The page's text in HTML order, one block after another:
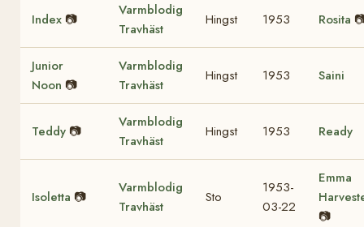
Index 📷
Varmblodig
Travhäst
Hingst 1953 Rosita
Junior
Noon 📷
Varmblodig
Travhäst
Hingst 1953 Saini
Teddy 📷
Varmblodig
Travhäst
Hingst 1953 Ready
Isoletta 📷
Varmblodig
Travhäst
Sto
1953-
03-22
Emma
📷